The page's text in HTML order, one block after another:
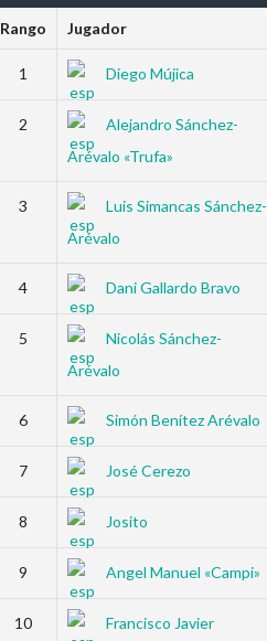
Rango Jugador
1 Diego Mújica
2
Alejandro Sánchez-
Arévalo «Trufa»
3
Luis Simancas Sánchez-
Arévalo
4 Dani Gallardo Bravo
5
Nicolás Sánchez-
Arévalo
6 Simón Benítez Arévalo
7 José Cerezo
8 Josito
9 Angel Manuel «Campi»
10
Francisco Javier